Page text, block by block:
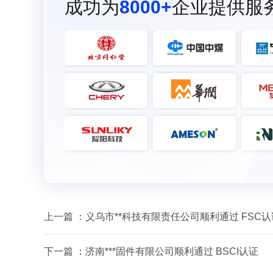
成功为8000+企业提供服
上一篇 ： 义乌市**科技有限责任公司顺利通过 FSC认
下一篇 ： 济南***固件有限公司顺利通过 BSCI认证